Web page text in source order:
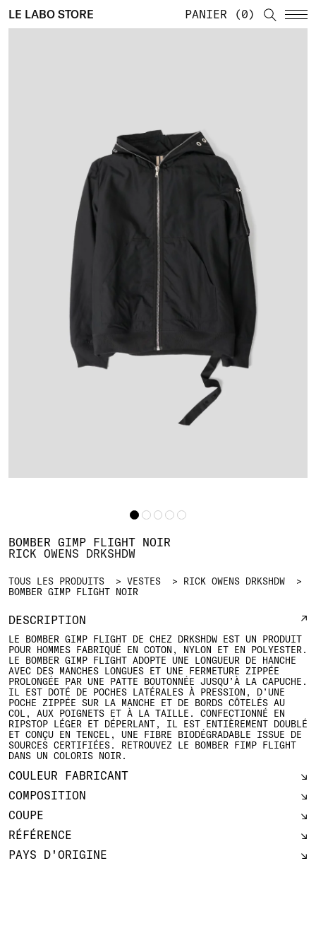
LE LABO STORE PANIER 0
TOUS LES PRODUITS VESTES
RICK OWENS DRKSHDW
BOMBER GIMP FLIGHT NOIR
BOMBER GIMP FLIGHT NOIR
RICK OWENS DRKSHDW
DESCRIPTION
LE BOMBER GIMP FLIGHT DE CHEZ DRKSHDW EST UN PRODUIT
POUR HOMMES FABRIQUÉ EN COTON, NYLON ET EN POLYESTER.
LE BOMBER GIMP FLIGHT ADOPTE UNE LONGUEUR DE HANCHE
AVEC DES MANCHES LONGUES ET UNE FERMETURE ZIPPÉE
PROLONGÉE PAR UNE PATTE BOUTONNÉE JUSQU’À LA CAPUCHE.
IL EST DOTÉ DE POCHES LATÉRALES À PRESSION, D’UNE
POCHE ZIPPÉE SUR LA MANCHE ET DE BORDS CÔTELÉS AU
COL, AUX POIGNETS ET À LA TAILLE. CONFECTIONNÉ EN
RIPSTOP LÉGER ET DÉPERLANT, IL EST ENTIÈREMENT DOUBLÉ
ET CONÇU EN TENCEL, UNE FIBRE BIODÉGRADABLE ISSUE DE
SOURCES CERTIFIÉES. RETROUVEZ LE BOMBER FIMP FLIGHT
DANS UN COLORIS NOIR.
COULEUR FABRICANT
COMPOSITION
COUPE
RÉFÉRENCE
PAYS D'ORIGINE